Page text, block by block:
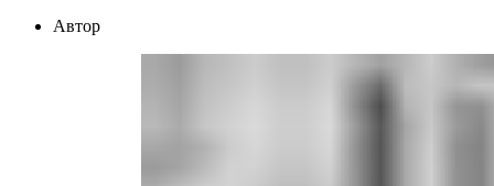
Автор